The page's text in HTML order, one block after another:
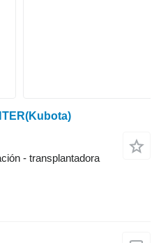
- transplantadora